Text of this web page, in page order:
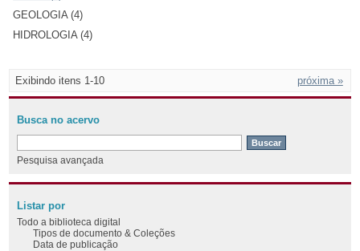
GEOLOGIA (4)
HIDROLOGIA (4)
Exibindo itens 1-10 próxima »
Busca no acervo
Pesquisa avançada
Listar por
Todo a biblioteca digital
Tipos de documento & Coleções
Data de publicação